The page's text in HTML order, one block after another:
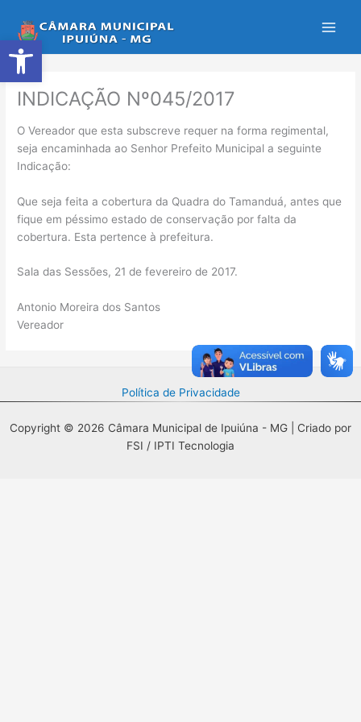
Abrir a barra de ferramentas
para
o
conteúdo
INDICAÇÃO Nº045/2017
O Vereador que esta subscreve requer na forma regimental,
seja encaminhada ao Senhor Prefeito Municipal a seguinte
Indicação:
Que seja feita a cobertura da Quadra do Tamanduá, antes que
fique em péssimo estado de conservação por falta da
cobertura. Esta pertence à prefeitura.
Sala das Sessões, 21 de fevereiro de 2017.
Antonio Moreira dos Santos
Vereador
Política de Privacidade
Copyright © 2026 Câmara Municipal de Ipuiúna - MG | Criado por
FSI / IPTI Tecnologia